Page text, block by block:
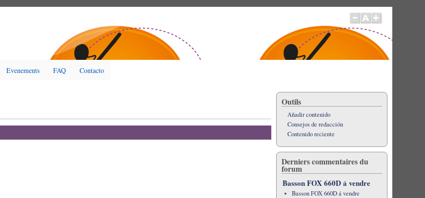
Evenements FAQ Contacto
Outils
Añadir contenido
Consejos de redacción
Contenido reciente
Derniers commentaires du
forum
Basson FOX 660D á vendre
Basson FOX 660D á vendre